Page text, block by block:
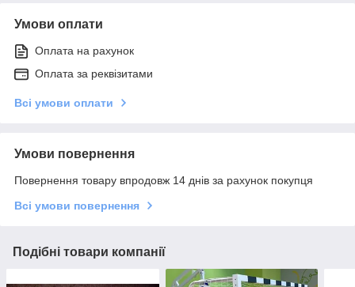
Умови оплати
Оплата на рахунок
Оплата за реквізитами
Всі умови оплати
Умови повернення
Повернення товару впродовж 14 днів за рахунок покупця
Всі умови повернення
Подібні товари компанії